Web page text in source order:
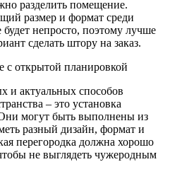
разделить помещение.
размер и формат среди
непросто, поэтому лучше
сделать штору на заказ.
и актуальных способов
– это установка
могут быть выполнены из
разный дизайн, формат и
перегородка должна хорошо
не выглядеть чужеродным